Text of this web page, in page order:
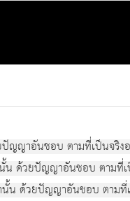
อันชอบ ตามที่เปนจริงอย
ยปญญาอันชอบ ตามที่เปน
ปญญาอันชอบ ตามที่เปนจ